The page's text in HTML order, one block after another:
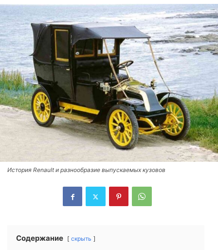
История Renault и разнообразие выпускаемых кузовов
Содержание скрыть